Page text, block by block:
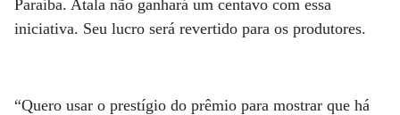
Paraíba. Atala não ganhará um centavo com essa
iniciativa. Seu lucro será revertido para os produtores.
“Quero usar o prestígio do prêmio para mostrar que há